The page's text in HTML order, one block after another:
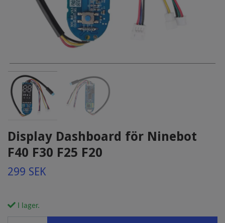
Display Dashboard för Ninebot
F40 F30 F25 F20
299 SEK
I lager.